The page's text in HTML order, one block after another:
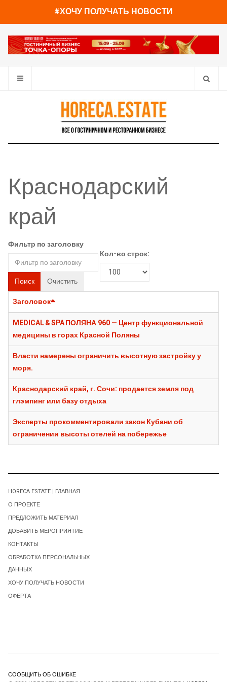
#ХОЧУ ПОЛУЧАТЬ НОВОСТИ
Краснодарский
край
Фильтр по заголовку
Поиск Очистить
Кол-во строк:
Заголовок
MEDICAL & SPA ПОЛЯНА 960 — Центр функциональной
медицины в горах Красной Поляны
Власти намерены ограничить высотную застройку у
моря.
Краснодарский край, г. Сочи: продается земля под
глэмпинг или базу отдыха
Эксперты прокомментировали закон Кубани об
ограничении высоты отелей на побережье
HORECA ESTATE | ГЛАВНАЯ
О ПРОЕКТЕ
ПРЕДЛОЖИТЬ МАТЕРИАЛ
ДОБАВИТЬ МЕРОПРИЯТИЕ
КОНТАКТЫ
ОБРАБОТКА ПЕРСОНАЛЬНЫХ
ДАННЫХ
ХОЧУ ПОЛУЧАТЬ НОВОСТИ
ОФЕРТА
СООБЩИТЬ ОБ ОШИБКЕ